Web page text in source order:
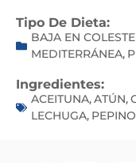
Tipo De Dieta:
BAJA EN
MEDITERRÁNEA,
Ingredientes:
ACEITUNA,ATÚN,
LECHUGA, PEPINO